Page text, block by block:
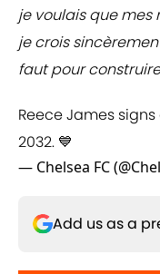
je voulais que mes
je crois
faut pour
Reece James
2032. 💙
— Chelsea FC
Add us as a